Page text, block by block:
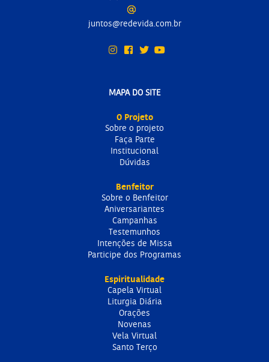
juntos@redevida.com.br
MAPA DO SITE
O Projeto
Sobre o projeto
Faça Parte
Institucional
Dúvidas
Benfeitor
Sobre o Benfeitor
Aniversariantes
Campanhas
Testemunhos
Intenções de Missa
Participe dos Programas
Espiritualidade
Capela Virtual
Liturgia Diária
Orações
Novenas
Vela Virtual
Santo Terço